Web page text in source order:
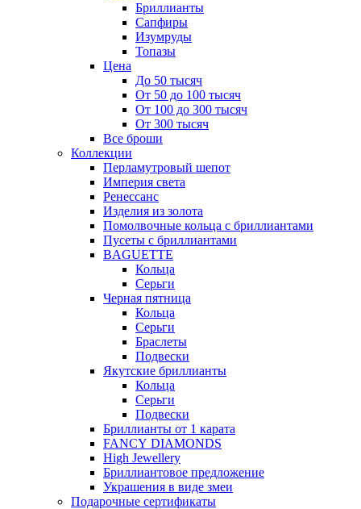
Бриллианты
Сапфиры
Изумруды
Топазы
Цена
До 50 тысяч
От 50 до 100 тысяч
От 100 до 300 тысяч
От 300 тысяч
Все броши
Коллекции
Перламутровый шепот
Империя света
Ренессанс
Изделия из золота
Помолвочные кольца с бриллиантами
Пусеты с бриллиантами
BAGUETTE
Кольца
Серьги
Черная пятница
Кольца
Серьги
Браслеты
Подвески
Якутские бриллианты
Кольца
Серьги
Подвески
Бриллианты от 1 карата
FANCY DIAMONDS
High Jewellery
Бриллиантовое предложение
Украшения в виде змеи
Подарочные сертификаты